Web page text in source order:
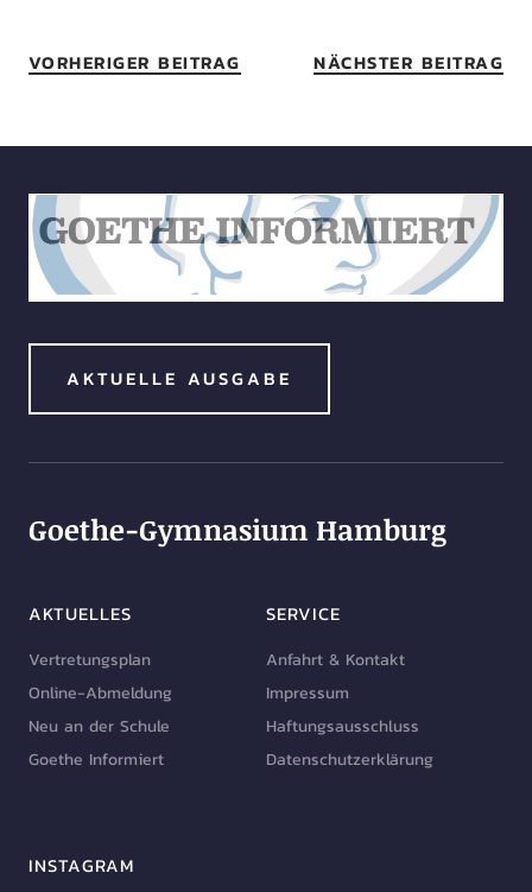
VORHERIGER BEITRAG NÄCHSTER BEITRAG
AKTUELLE AUSGABE
Goethe-Gymnasium Hamburg
AKTUELLES
Vertretungsplan
Online-Abmeldung
Neu an der Schule
Goethe Informiert
SERVICE
Anfahrt & Kontakt
Impressum
Haftungsausschluss
Datenschutzerklärung
INSTAGRAM